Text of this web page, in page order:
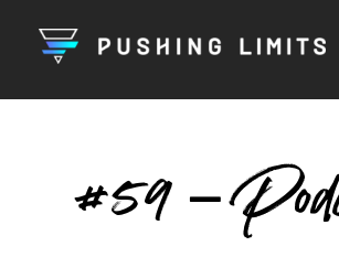
#59 –